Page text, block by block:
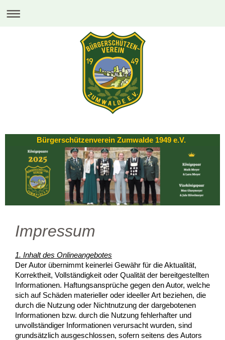
Bürgerschützenverein Zumwalde 1949 e.V.
Impressum
1. Inhalt des Onlineangebotes
Der Autor übernimmt keinerlei Gewähr für die Aktualität,
Korrektheit, Vollständigkeit oder Qualität der bereitgestellten
Informationen. Haftungsansprüche gegen den Autor, welche
sich auf Schäden materieller oder ideeller Art beziehen, die
durch die Nutzung oder Nichtnutzung der dargebotenen
Informationen bzw. durch die Nutzung fehlerhafter und
unvollständiger Informationen verursacht wurden, sind
grundsätzlich ausgeschlossen, sofern seitens des Autors